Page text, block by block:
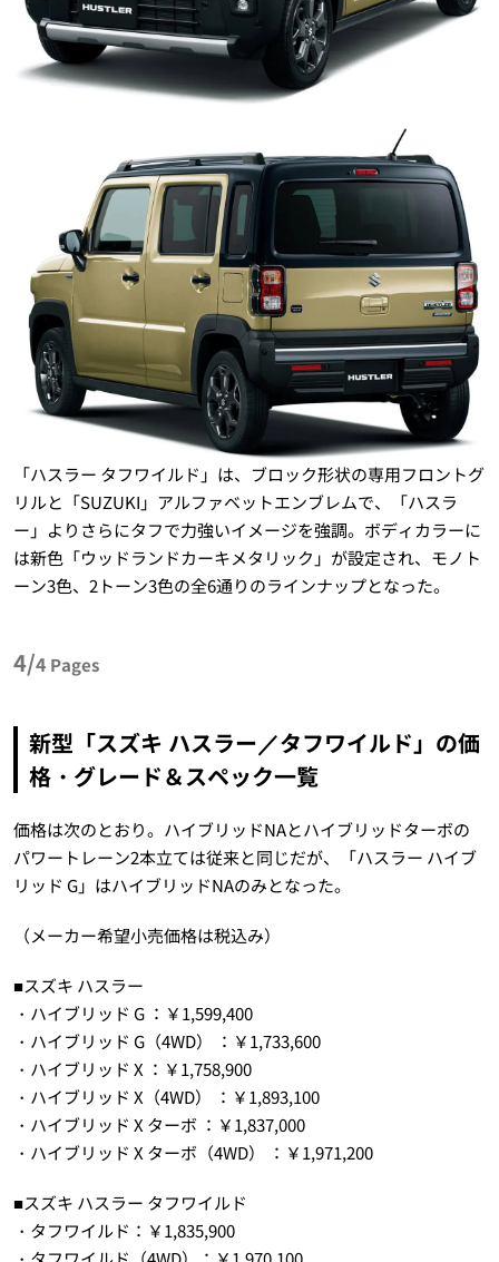
「ハスラー タフワイルド」は、ブロック形状の専用フロントグ
リルと「SUZUKI」アルファベットエンブレムで、「ハスラ
ー」よりさらにタフで力強いイメージを強調。ボディカラーに
は新色「ウッドランドカーキメタリック」が設定され、モノト
ーン3色、2トーン3色の全6通りのラインナップとなった。
4/4 Pages
新型「スズキ ハスラー／タフワイルド」の価
格・グレード＆スペック一覧
価格は次のとおり。ハイブリッドNAとハイブリッドターボの
パワートレーン2本立ては従来と同じだが、「ハスラー ハイブ
リッド G」はハイブリッドNAのみとなった。
（メーカー希望小売価格は税込み）
■スズキ ハスラー
・ハイブリッド G ：￥1,599,400
・ハイブリッド G（4WD） ：￥1,733,600
・ハイブリッド X ：￥1,758,900
・ハイブリッド X（4WD） ：￥1,893,100
・ハイブリッド X ターボ ：￥1,837,000
・ハイブリッド X ターボ（4WD） ：￥1,971,200
■スズキ ハスラー タフワイルド
・タフワイルド：￥1,835,900